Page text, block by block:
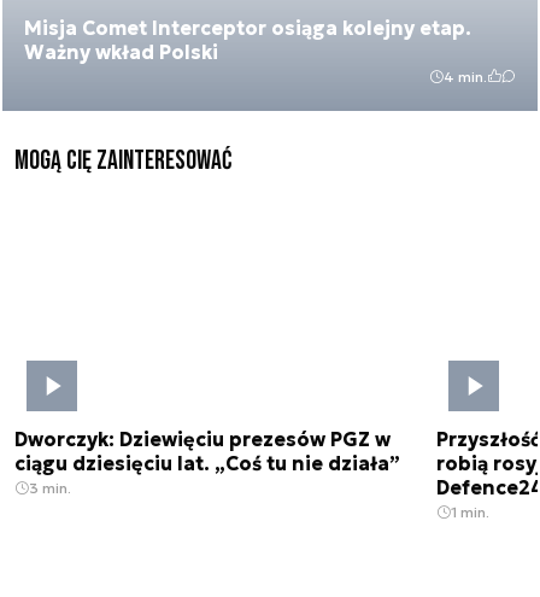
Misja Comet Interceptor osiąga kolejny etap.
Ważny wkład Polski
4 min.
Mogą Cię zainteresować
Dworczyk: Dziewięciu prezesów PGZ w
ciągu dziesięciu lat. „Coś tu nie działa”
3 min.
robią
1 min.